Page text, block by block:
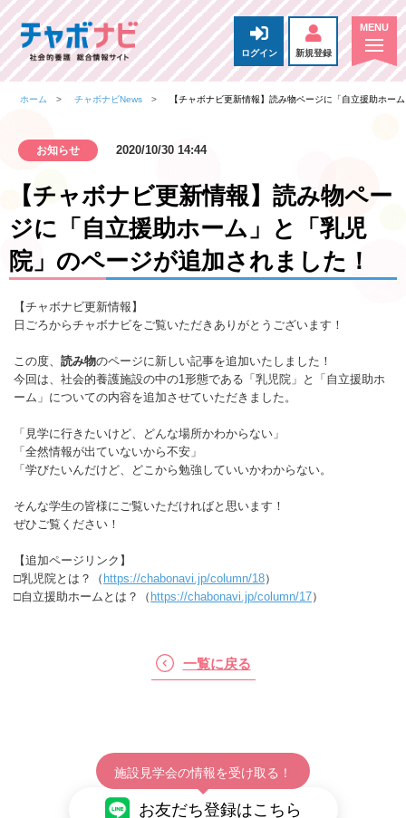
ログイン 新規登録
ホーム チャボナビNews 【チャボナビ更新情報】読み物ページに「自立援助ホー
お知らせ 2020/10/30 14:44
【チャボナビ更新情報】読み物ペー
ジに「自立援助ホーム」と「乳児
院」のページが追加されました！
【チャボナビ更新情報】
日ごろからチャボナビをご覧いただきありがとうございます！
この度、 読み物のページに新しい記事を追加いたしました！
今回は、社会的養護施設の中の1形態である「乳児院」と「自立援助ホ
ーム」についての内容を追加させていただきました。
「見学に行きたいけど、どんな場所かわからない」
「全然情報が出ていないから不安」
「学びたいんだけど、どこから勉強していいかわからない。
そんな学生の皆様にご覧いただければと思います！
ぜひご覧ください！
【追加ページリンク】
□乳児院とは？（ https://chabonavi.jp/column/18）
□自立援助ホームとは？（ https://chabonavi.jp/column/17）
一覧に戻る
施設見学会の情報を受け取る！
お友だち登録はこちら